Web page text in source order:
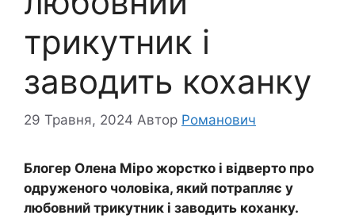
трикутник і
заводить коханку
29 Травня, 2024 Автор Романович
Блогер Олена Міро жорстко і відверто про
одруженого чоловіка, який потрапляє у
любовний трикутник і заводить коханку.